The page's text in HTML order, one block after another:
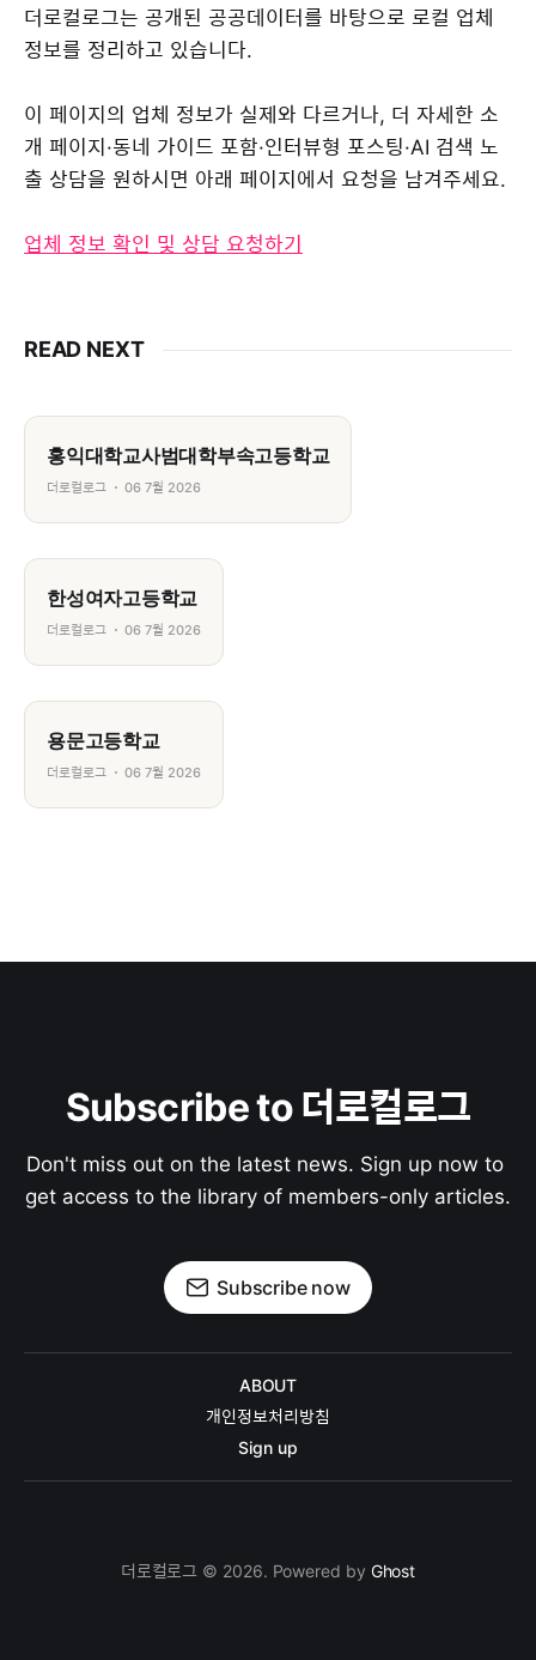
더로컬로그는 공개된 공공데이터를 바탕으로 로컬 업체
정보를 정리하고 있습니다.
이 페이지의 업체 정보가 실제와 다르거나, 더 자세한 소
개 페이지·동네 가이드 포함·인터뷰형 포스팅·AI 검색 노
출 상담을 원하시면 아래 페이지에서 요청을 남겨주세요.
업체 정보 확인 및 상담 요청하기
READ NEXT
홍익대학교사범대학부속고등학교
더로컬로그 06 7월 2026
한성여자고등학교
더로컬로그 06 7월 2026
용문고등학교
더로컬로그 06 7월 2026
Subscribe to 더로컬로그
Don't miss out on the latest news. Sign up now to
get access to the library of members-only articles.
Subscribe now
ABOUT
개인정보처리방침
Sign up
더로컬로그 © 2026. Powered by Ghost